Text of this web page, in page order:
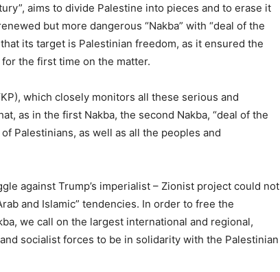
aims to divide Palestine into pieces and to erase it
but more dangerous “Nakba” with “deal of the
its target is Palestinian freedom, as it ensured the
the first time on the matter.
which closely monitors all these serious and
as in the first Nakba, the second Nakba, “deal of the
Palestinians, as well as all the peoples and
against Trump’s imperialist – Zionist project could not
and Islamic” tendencies. In order to free the
we call on the largest international and regional,
socialist forces to be in solidarity with the Palestinian